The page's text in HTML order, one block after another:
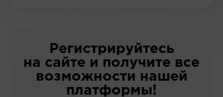
Регистрируйтесь
на сайте и получите все
возможности нашей
платформы!